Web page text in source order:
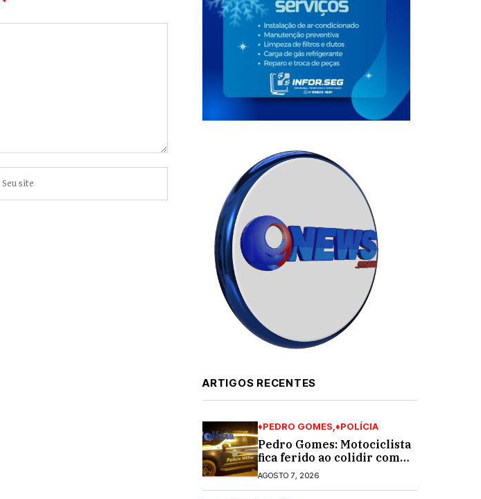
ARTIGOS RECENTES
♦PEDRO GOMES ♦POLÍCIA
Pedro Gomes: Motociclista
fica ferido ao colidir com
automóvel na Av. Diva
Araújo; ele não tinha CNH
AGOSTO 7, 2026